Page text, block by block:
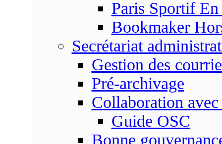
Paris Sportif
Bookmaker
Secrétariat
Gestion des
Pré-archivage
Collaboration
Guide OSC
Bonne